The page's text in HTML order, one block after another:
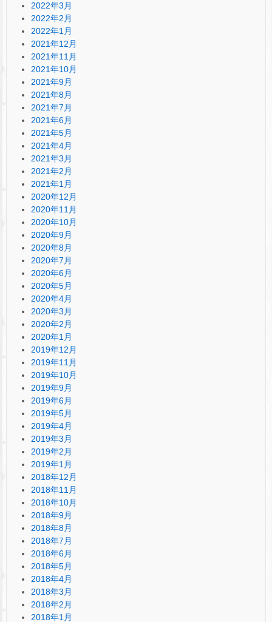
2022年3月
2022年2月
2022年1月
2021年12月
2021年11月
2021年10月
2021年9月
2021年8月
2021年7月
2021年6月
2021年5月
2021年4月
2021年3月
2021年2月
2021年1月
2020年12月
2020年11月
2020年10月
2020年9月
2020年8月
2020年7月
2020年6月
2020年5月
2020年4月
2020年3月
2020年2月
2020年1月
2019年12月
2019年11月
2019年10月
2019年9月
2019年6月
2019年5月
2019年4月
2019年3月
2019年2月
2019年1月
2018年12月
2018年11月
2018年10月
2018年9月
2018年8月
2018年7月
2018年6月
2018年5月
2018年4月
2018年3月
2018年2月
2018年1月